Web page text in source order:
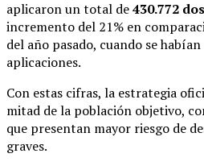
aplicaron un total de430.772
incremento del 21% en
del año pasado, cuando se
aplicaciones.
Con estas cifras, la estrategia
mitad de la población objetivo,
que presentan mayor riesgo de
graves.